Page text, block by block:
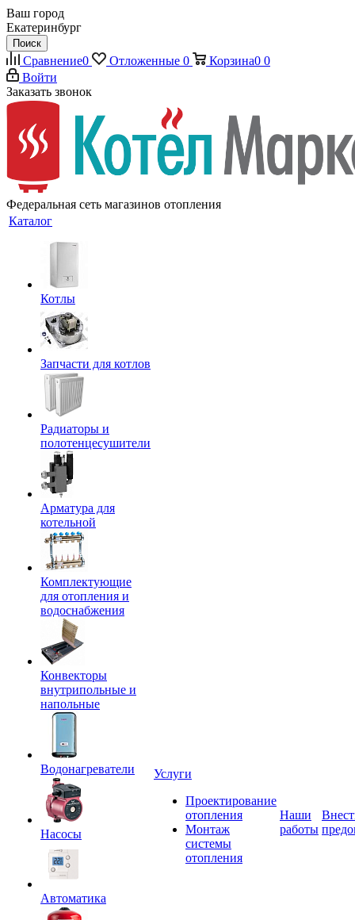
Ваш город
Екатеринбург
Поиск
Сравнение0 Отложенные 0 Корзина0 0
Войти
Заказать звонок
Федеральная сеть магазинов отопления
Каталог
Котлы
Запчасти для котлов
Радиаторы и
полотенцесушители
Арматура для
котельной
Комплектующие
для отопления и
водоснабжения
Конвекторы
внутрипольные и
напольные
Водонагреватели
Насосы
Автоматика
Услуги
Проектирование
отопления
Монтаж
системы
отопления
Наши
работы